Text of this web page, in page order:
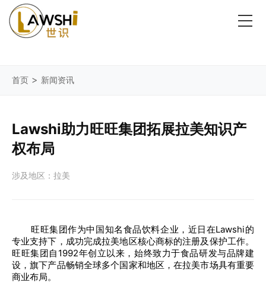
首页 > 新闻资讯
Lawshi助力旺旺集团拓展拉美知识产
权布局
涉及地区：拉美
旺旺集团作为中国知名食品饮料企业，近日在Lawshi的
专业支持下，成功完成拉美地区核心商标的注册及保护工作。
旺旺集团自1992年创立以来，始终致力于食品研发与品牌建
设，旗下产品畅销全球多个国家和地区，在拉美市场具有重要
商业布局。